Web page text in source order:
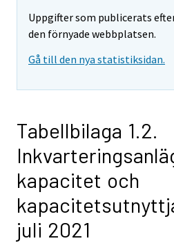
Uppgifter som publicerats
den förnyade webbplatsen.
Gå till den nya statistiksidan.
Tabellbilaga 1.2.
kapacitet och
juli 2021